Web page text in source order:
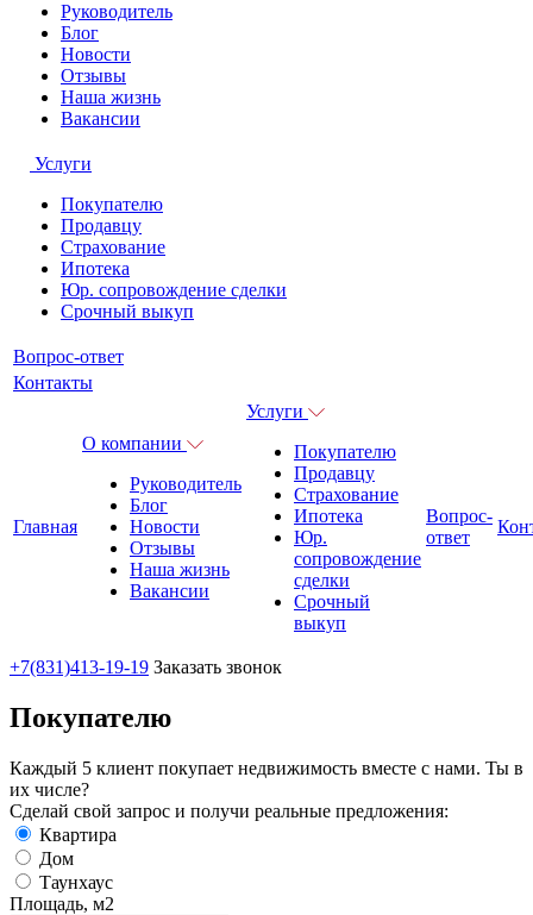
Руководитель
Блог
Новости
Отзывы
Наша жизнь
Вакансии
Услуги
Покупателю
Продавцу
Страхование
Ипотека
Юр. сопровождение сделки
Срочный выкуп
Вопрос-ответ
Контакты
Главная
О компании
Руководитель
Блог
Новости
Отзывы
Наша жизнь
Вакансии
Услуги
Покупателю
Продавцу
Страхование
Ипотека
Юр.
сопровождение
сделки
Срочный
выкуп
Вопрос-
ответ
+7(831)413-19-19 Заказать звонок
Покупателю
Каждый 5 клиент покупает недвижимость вместе с нами. Ты в
их числе?
Сделай свой запрос и получи реальные предложения:
Квартира
Дом
Таунхаус
Площадь, м2